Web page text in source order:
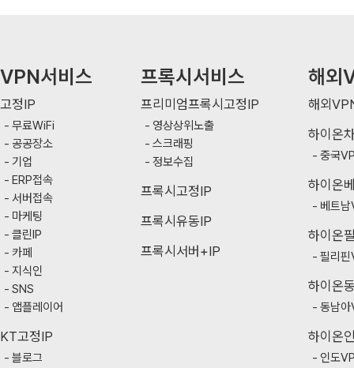
VPN서비스
고정IP
무료WiFi
공공장소
기업
ERP접속
서버접속
마케팅
클린IP
카페
지식인
SNS
앱플레이어
KT고정IP
블로그
프록시서비스
프리미엄프록시고정IP
영상상위노출
스크래핑
정보수집
프록시고정IP
프록시유동IP
프록시서버+IP
해외
해외
하이온
중국
하이온
베트
하이온
필리
하이온
동남
하이온
인도